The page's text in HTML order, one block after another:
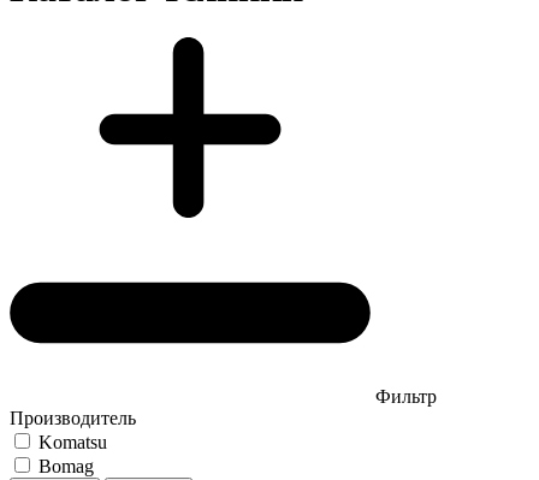
Фильтр
Производитель
Komatsu
Bomag